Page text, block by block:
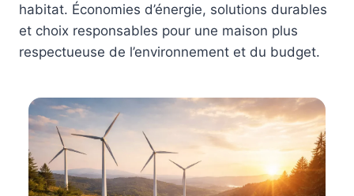
habitat. Économies d’énergie, solutions durables
et choix responsables pour une maison plus
respectueuse de l’environnement et du budget.